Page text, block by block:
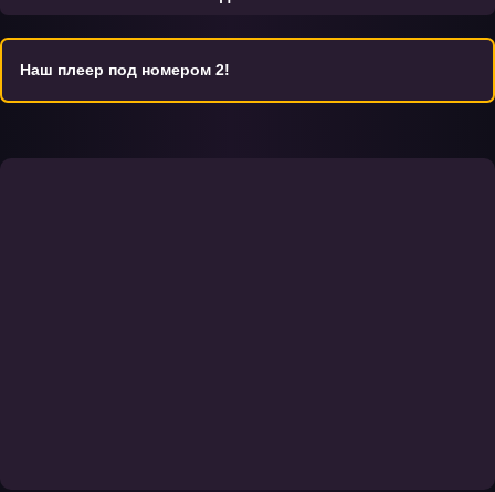
Наш плеер под номером 2!